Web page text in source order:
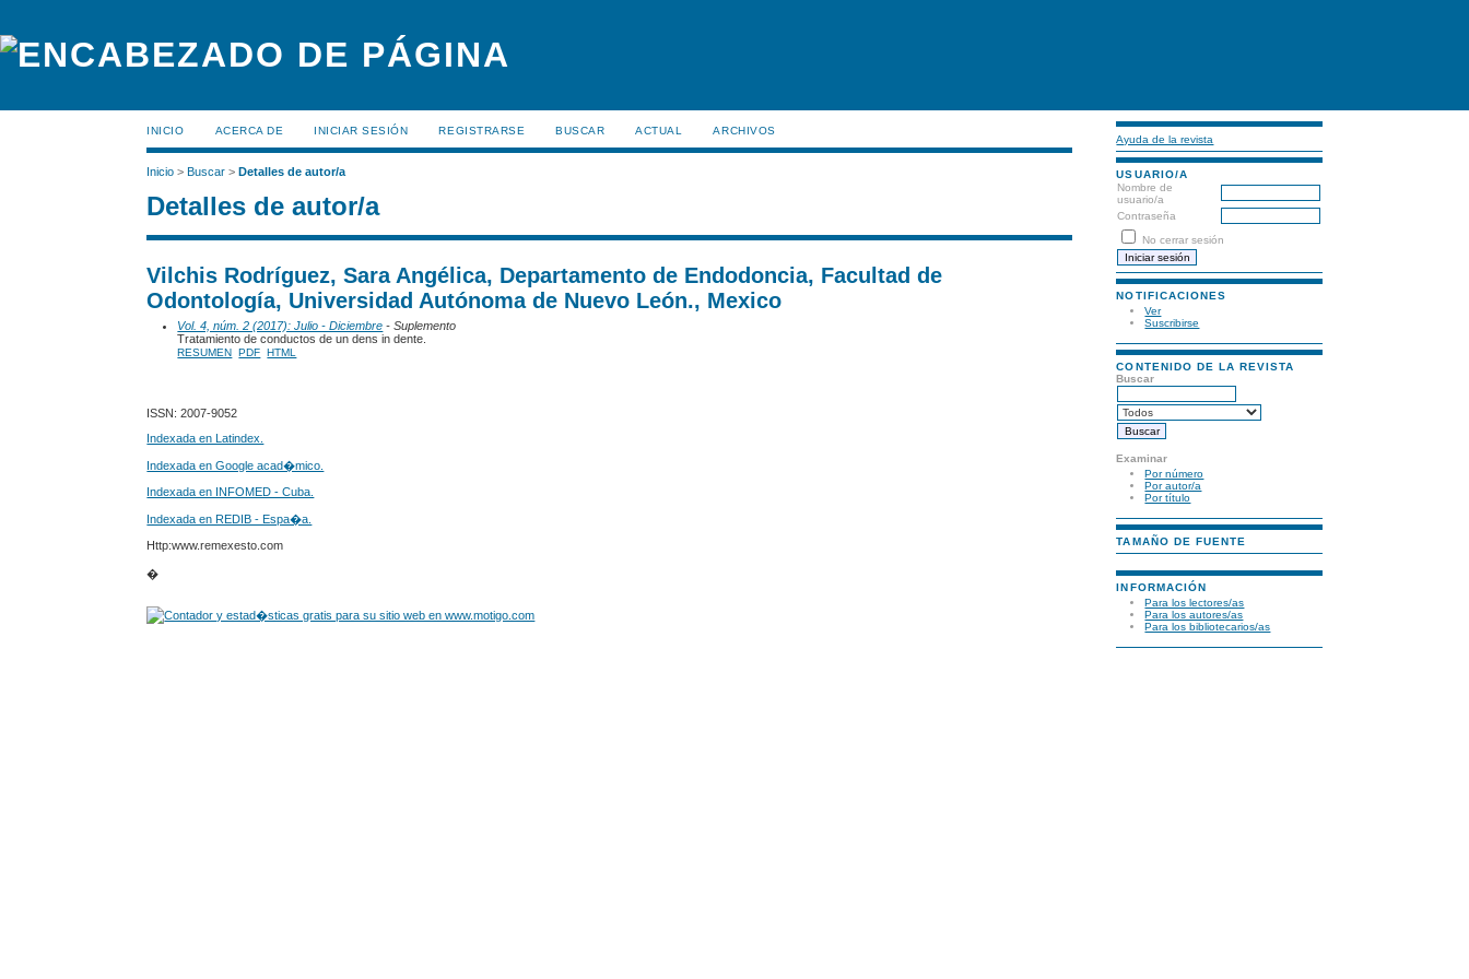
Ayuda de la revista
USUARIO/A
Nombre de
usuario/a
Contraseña
No cerrar sesión
NOTIFICACIONES
Ver
Suscribirse
CONTENIDO DE LA REVISTA
Buscar
Examinar
Por número
Por autor/a
Por título
TAMAÑO DE FUENTE
INFORMACIÓN
Para los lectores/as
Para los autores/as
Para los bibliotecarios/as
INICIO ACERCA DE INICIAR SESIÓN REGISTRARSE BUSCAR ACTUAL ARCHIVOS
Inicio >Buscar >Detalles de autor/a
Detalles de autor/a
Vilchis Rodríguez, Sara Angélica, Departamento de Endodoncia, Facultad de
Odontología, Universidad Autónoma de Nuevo León., Mexico
Vol. 4, núm. 2 (2017): Julio - Diciembre - Suplemento
Tratamiento de conductos de un dens in dente.
RESUMEN PDF HTML
ISSN: 2007-9052
Indexada en Latindex.
Indexada en Google acad�mico.
Indexada en INFOMED - Cuba.
Indexada en REDIB - Espa�a.
Http:www.remexesto.com
�